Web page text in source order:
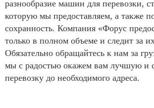
разнообразие машин для перевозки,
которую мы предоставляем, а также
сохранность. Компания «Форус
только в полном объеме и следит за
Обязательно обращайтесь к нам за
мы с радостью окажем вам лучшую и
перевозку до необходимого адреса.